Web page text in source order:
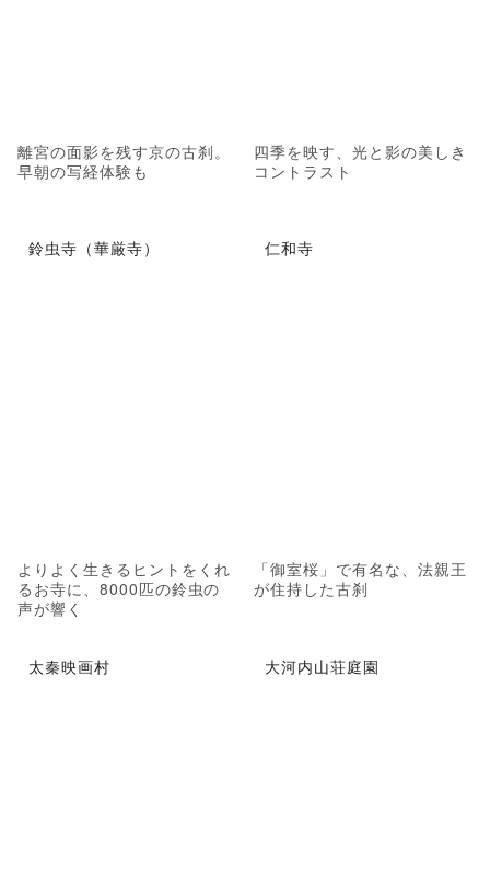
離宮の面影を残す京の古刹。
早朝の写経体験も
四季を映す、光と影の美しき
コントラスト
鈴虫寺（華厳寺）
よりよく生きるヒントをくれ
るお寺に、8000匹の鈴虫の
声が響く
仁和寺
「御室桜」で有名な、法親王
が住持した古刹
太秦映画村 大河内山荘庭園